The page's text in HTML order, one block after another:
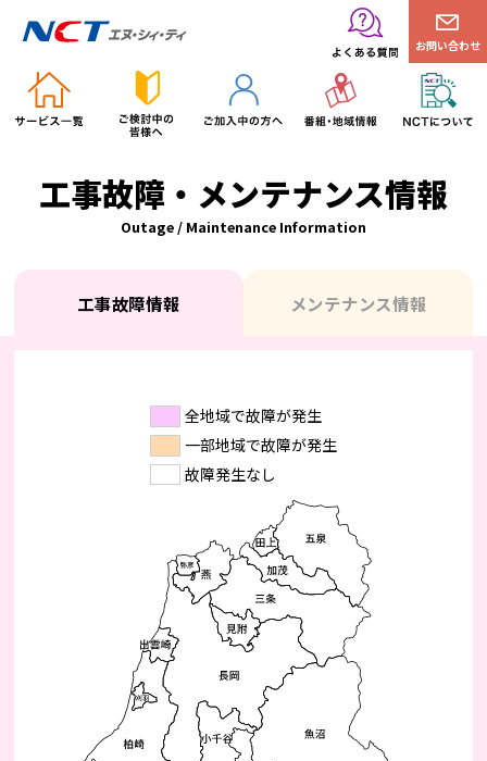
お問い合わせ
工事故障・メンテナンス情報
Outage / Maintenance Information
工事故障情報 メンテナンス情報
全地域で故障が発生
一部地域で故障が発生
故障発生なし